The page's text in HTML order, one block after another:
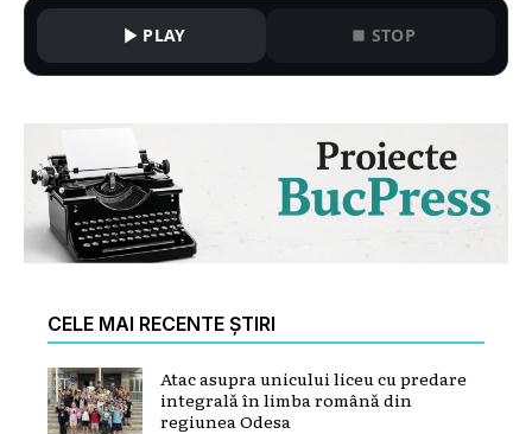
PLAY STOP
CELE MAI RECENTE ȘTIRI
Atac asupra unicului liceu cu predare
integrală în limba română din
regiunea Odesa